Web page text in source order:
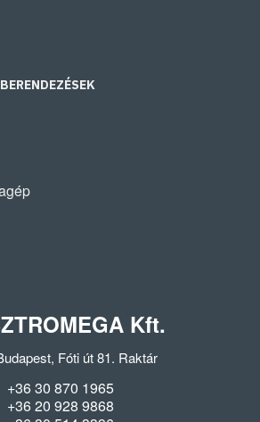
Kft.
Fóti út 81. Raktár
+36 30 870 1965
+36 20 928 9868